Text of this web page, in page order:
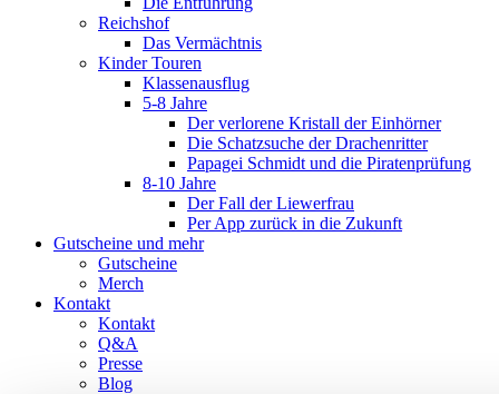
Reichshof
Das Vermächtnis
Kinder Touren
Klassenausflug
5-8 Jahre
Der verlorene Kristall der Einhörner
Die Schatzsuche der Drachenritter
Papagei Schmidt und die Piratenprüfung
8-10 Jahre
Der Fall der Liewerfrau
Per App zurück in die Zukunft
Gutscheine und mehr
Gutscheine
Merch
Kontakt
Kontakt
Q&A
Presse
Blog